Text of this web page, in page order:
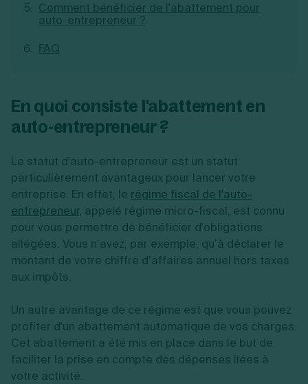
Comment bénéficier de l'abattement pour
auto-entrepreneur ?
FAQ
En quoi consiste l'abattement en
auto-entrepreneur ?
Le statut d'auto-entrepreneur est un statut
particulièrement avantageux pour lancer votre
entreprise. En effet, le régime fiscal de l'auto-
entrepreneur, appelé régime micro-fiscal, est connu
pour vous permettre de bénéficier d'obligations
allégées. Vous n’avez, par exemple, qu’à déclarer le
montant de votre chiffre d’affaires annuel hors taxes
aux impôts.
Un autre avantage de ce régime est que vous pouvez
profiter d'un abattement automatique de vos charges.
Cet abattement a été mis en place dans le but de
faciliter la prise en compte des dépenses liées à
votre activité.